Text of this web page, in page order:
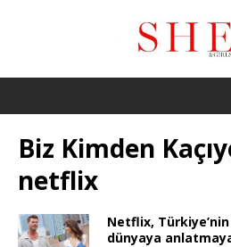
Biz Kimden
netflix
Netflix,
dünyaya